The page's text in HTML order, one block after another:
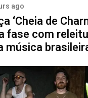
ago
‘Cheia de
fase com
música